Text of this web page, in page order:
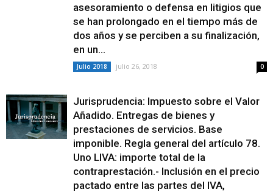
asesoramiento o defensa en litigios que
se han prolongado en el tiempo más de
dos años y se perciben a su finalización,
en un...
Julio 2018 julio 26, 2018 0
Jurisprudencia: Impuesto sobre el Valor
Añadido. Entregas de bienes y
prestaciones de servicios. Base
imponible. Regla general del artículo 78.
Uno LIVA: importe total de la
contraprestación.- Inclusión en el precio
pactado entre las partes del IVA,